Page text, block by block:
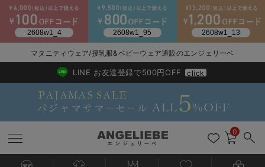
マタニティウェア/授乳服&ベビーウェア通販のエンジェリーベ
2026/NewArrival
送料495円(一部地域を除く) 7,700円以上で送料無料
LINE お友達登録で500円OFF click
0